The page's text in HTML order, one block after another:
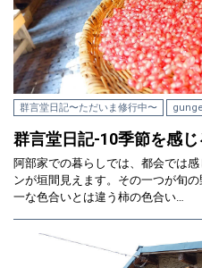
群言堂日記〜ただいま修行中〜
群言堂日記-10季節を感
阿部家での暮らしでは、都会では
ンが垣間見えます。その一つが旬
一な色合いとは違う柿の色合い…